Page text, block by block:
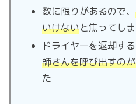
数に限りがあるので、
いけないと焦ってし
ドライヤーを返却す
師さんを呼び出すの
た